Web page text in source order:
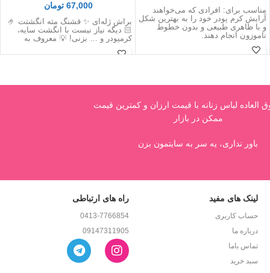
مناسب برای: افرادی که می‌خواهند
آرایش کرم پودر خود را به بهترین شکل
و با ظاهری طبیعی و بدون خطوط
ناموزون انجام دهند.
67,000 تومان
براش ژله‌ای ✨ قشنگ مثه انگشتت 🤌
🏻 دیگه نیاز نیست با انگشت سایه،
کرمپودر و … بزنی! 💡 معروف به
لباس زنانه با قیمت ارزان و کمترین قیمت
ممکن در بازار
باور نداری، یه سر به سایتمون بزن
لینک های مفید
حساب کاربری
درباره ما
تماس باما
سبد خرید
راه های ارتباطی
0413-7766854
09147311905